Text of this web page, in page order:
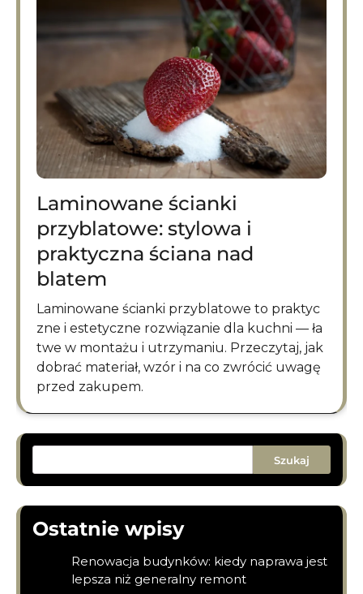
Laminowane ścianki
przyblatowe: stylowa i
praktyczna ściana nad
blatem
Laminowane ścianki przyblatowe to praktyc
zne i estetyczne rozwiązanie dla kuchni — ła
twe w montażu i utrzymaniu. Przeczytaj, jak
dobrać materiał, wzór i na co zwrócić uwagę
przed zakupem.
Szukaj
Ostatnie wpisy
Renowacja budynków: kiedy naprawa jest
lepsza niż generalny remont